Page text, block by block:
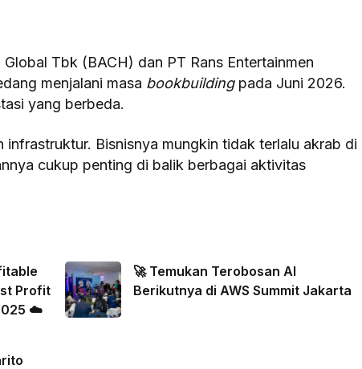
Tbk (BACH) dan PT Rans Entertainmen
menjalani masa bookbuildingpada Juni 2026.
yang berbeda.
Bisnisnya mungkin tidak terlalu akrab di
cukup penting di balik berbagai aktivitas
Profit
☁️
🚀 Temukan Terobosan AI
Berikutnya di AWS Summit Jakarta